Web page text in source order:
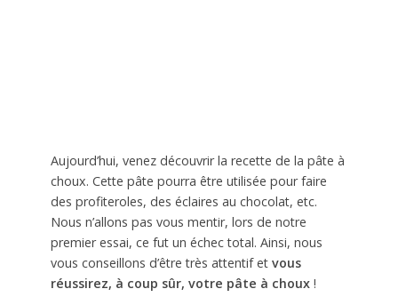
Aujourd’hui, venez découvrir la recette de la pâte à
choux. Cette pâte pourra être utilisée pour faire
des profiteroles, des éclaires au chocolat, etc.
Nous n’allons pas vous mentir, lors de notre
premier essai, ce fut un échec total. Ainsi, nous
vous conseillons d’être très attentif et vous
réussirez, à coup sûr, votre pâte à choux!